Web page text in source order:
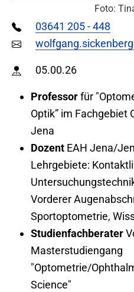
Foto:
03641 205 - 448
05.00.26
Professorfür
Optik” im Fachgebiet
Jena
Dozent EAH Jena/
Lehrgebiete:
Vorderer
Sportoptometrie,
Studienfachberater
Masterstudiengang
"Optometrie/
Science"